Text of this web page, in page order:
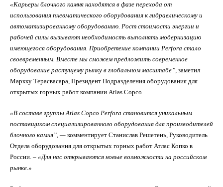
«Карьеры блочного камня находятся в фазе перехода от
использования пневматического оборудования к гидравлическому и
автоматизированному оборудованию. Рост стоимости энергии и
рабочей силы вызывают необходимость выполнять модернизацию
имеющегося оборудования. Приобретение компании Perfora стало
своевременным. Вместе мы сможем предложить современное
оборудование растущему рынку в глобальном масштабе”, заметил
Маркку Терасвасара, Президент Подразделения оборудования для
открытых горных работ компании Atlas Copco.
«В составе группы Atlas Copco Perfora становится уникальным
поставщиком специализированного оборудования для производителей
блочного камня”, — комментирует Станислав Решетень, Руководитель
Отдела оборудования для открытых горных работ Атлас Копко в
России. – «Для нас открываются новые возможности на российском
рынке.»